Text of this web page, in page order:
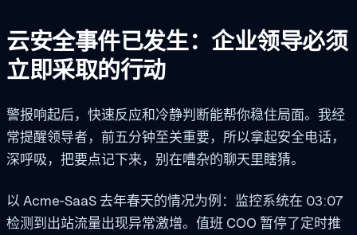
云安全事件已发生：企业领导必须
立即采取的行动
警报响起后，快速反应和冷静判断能帮你稳住局面。我经
常提醒领导者，前五分钟至关重要，所以拿起安全电话，
深呼吸，把要点记下来，别在嘈杂的聊天里瞎猜。
以 Acme‑SaaS 去年春天的情况为例：监控系统在 03:07
检测到出站流量出现异常激增。值班 COO 暂停了定时推